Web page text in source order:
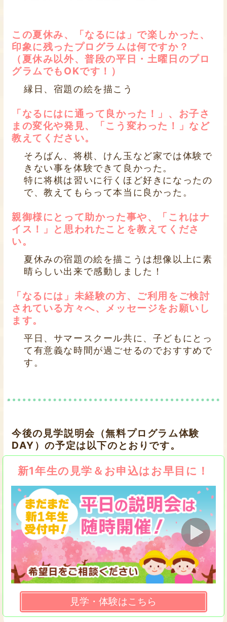
この夏休み、「なるには」で楽しかった、
印象に残ったプログラムは何ですか？
（夏休み以外、普段の平日・土曜日のプロ
グラムでもOKです！）
縁日、宿題の絵を描こう
「なるにはに通って良かった！」、お子さ
まの変化や発見、「こう変わった！」など
教えてください。
そろばん、将棋、けん玉など家では体験で
きない事を体験できて良かった。
特に将棋は習いに行くほど好きになったの
で、教えてもらって本当に良かった。
親御様にとって助かった事や、「これはナ
イス！」と思われたことを教えてくださ
い。
夏休みの宿題の絵を描こうは想像以上に素
晴らしい出来で感動しました！
「なるには」未経験の方、ご利用をご検討
されている方々へ、メッセージをお願いし
ます。
平日、サマースクール共に、子どもにとっ
て有意義な時間が過ごせるのでおすすめで
す。
今後の見学説明会（無料プログラム体験
DAY）の予定は以下のとおりです。
新1年生の見学＆お申込はお早目に！
見学・体験はこちら